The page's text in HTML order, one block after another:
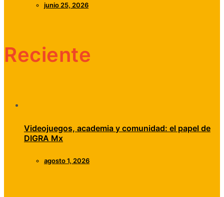
junio 25, 2026
Reciente
Videojuegos, academia y comunidad: el papel de
DIGRA Mx
agosto 1, 2026